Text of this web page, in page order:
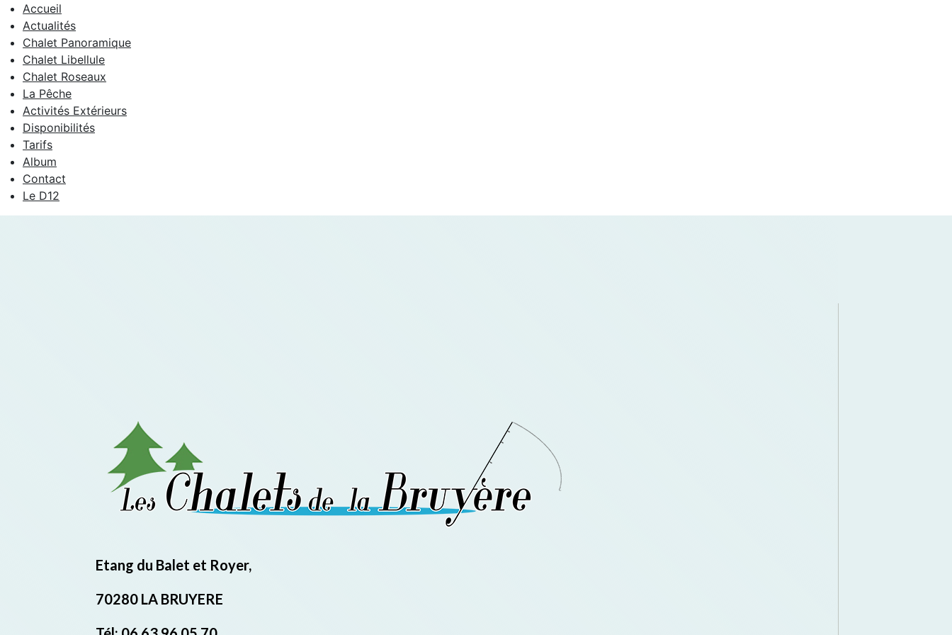
Accueil
Actualités
Chalet Panoramique
Chalet Libellule
Chalet Roseaux
La Pêche
Activités Extérieurs
Disponibilités
Tarifs
Album
Contact
Le D12
Etang du Balet et Royer,
70280 LA BRUYERE